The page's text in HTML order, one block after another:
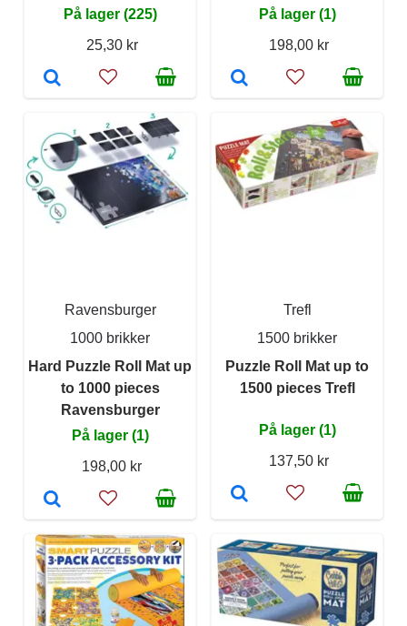
På lager (225)
25,30 kr
På lager (1)
198,00 kr
Ravensburger
1000 brikker
Hard Puzzle Roll Mat up
to 1000 pieces
Ravensburger
På lager (1)
198,00 kr
Trefl
1500 brikker
Puzzle Roll Mat up to
1500 pieces Trefl
På lager (1)
137,50 kr